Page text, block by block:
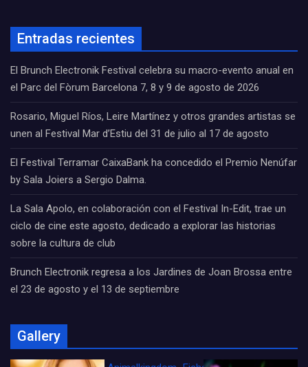
Entradas recientes
El Brunch Electronik Festival celebra su macro-evento anual en
el Parc del Fòrum Barcelona 7, 8 y 9 de agosto de 2026
Rosario, Miguel Ríos, Leire Martínez y otros grandes artistas se
unen al Festival Mar d’Estiu del 31 de julio al 17 de agosto
El Festival Terramar CaixaBank ha concedido el Premio Nenúfar
by Sala Joiers a Sergio Dalma.
La Sala Apolo, en colaboración con el Festival In-Edit, trae un
ciclo de cine este agosto, dedicado a explorar las historias
sobre la cultura de club
Brunch Electronik regresa a los Jardines de Joan Brossa entre
el 23 de agosto y el 13 de septiembre
Gallery